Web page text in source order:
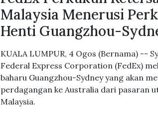
Malaysia Menerusi
Henti Guangzhou-
KUALA LUMPUR, 4 Ogos (Bernama) --
Federal Express Corporation (FedEx)
baharu Guangzhou-Sydney yang akan
perdagangan ke Australia dari pasaran
Malaysia.